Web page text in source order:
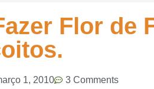
Flor de
1, 2010 3 Comments